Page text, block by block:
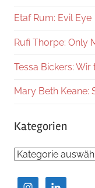
Etaf Rum: Evil Eye
Rufi Thorpe: Only
Tessa Bickers:
Mary Beth Keane:
Kategorien
Kategorien